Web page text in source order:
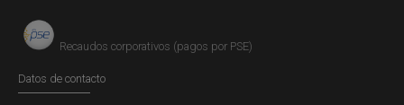
Recaudos corporativos (pagos por PSE)
Datos de contacto